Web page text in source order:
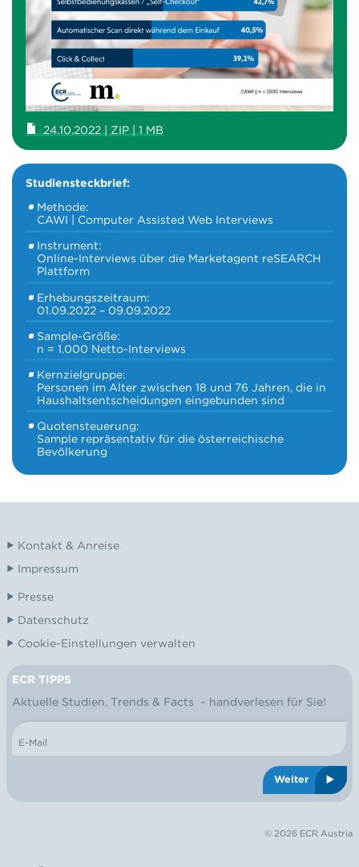
24.10.2022 | ZIP | 1 MB
Studiensteckbrief:
Methode:
CAWI | Computer Assisted Web Interviews
Instrument:
Online-Interviews über die Marketagent reSEARCH
Plattform
Erhebungszeitraum:
01.09.2022 – 09.09.2022
Sample-Größe:
n = 1.000 Netto-Interviews
Kernzielgruppe:
Personen im Alter zwischen 18 und 76 Jahren, die in
Haushaltsentscheidungen eingebunden sind
Quotensteuerung:
Sample repräsentativ für die österreichische
Bevölkerung
Kontakt & Anreise
Impressum
Presse
Datenschutz
Cookie-Einstellungen verwalten
NEWSLETTER
ECR TIPPS
Aktuelle Studien, Trends & Facts – handverlesen für Sie!
E-Mail
Weiter
© 2026 ECR Austria